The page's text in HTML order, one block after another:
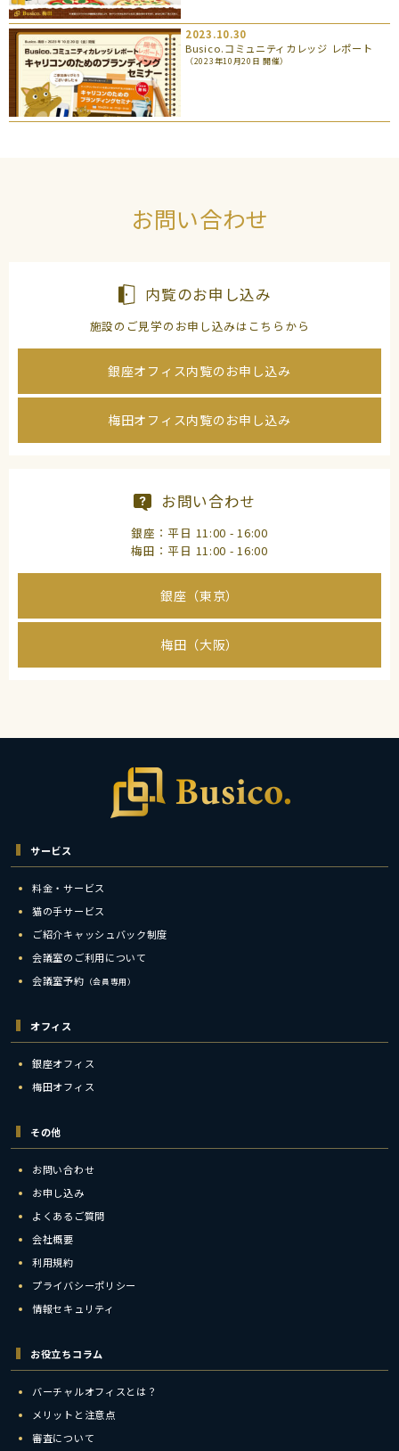
2023.10.30
Busico.コミュニティカレッジ レポート
（2023年10月20日 開催）
お問い合わせ
内覧のお申し込み
施設のご見学のお申し込みはこちらから
銀座オフィス内覧のお申し込み
梅田オフィス内覧のお申し込み
お問い合わせ
銀座：平日 11:00 - 16:00
梅田：平日 11:00 - 16:00
銀座（東京）
梅田（大阪）
サービス
料金・サービス
猫の手サービス
ご紹介キャッシュバック制度
会議室のご利用について
会議室予約 （会員専用）
オフィス
銀座オフィス
梅田オフィス
その他
お問い合わせ
お申し込み
よくあるご質問
会社概要
利用規約
プライバシーポリシー
情報セキュリティ
お役立ちコラム
バーチャルオフィスとは？
メリットと注意点
審査について